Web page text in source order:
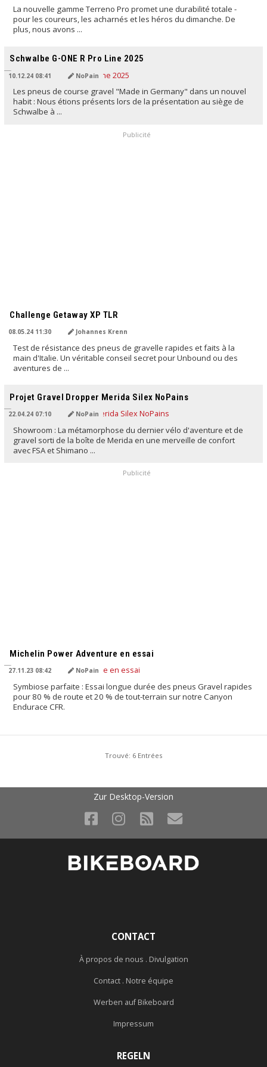
La nouvelle gamme Terreno Pro promet une durabilité totale -
pour les coureurs, les acharnés et les héros du dimanche. De
plus, nous avons ...
Schwalbe G-ONE R Pro Line 2025
10.12.24 08:41 NoPain
Les pneus de course gravel "Made in Germany" dans un nouvel
habit : Nous étions présents lors de la présentation au siège de
Schwalbe à ...
Publicité
Challenge Getaway XP TLR
08.05.24 11:30 Johannes Krenn
Test de résistance des pneus de gravelle rapides et faits à la
main d'Italie. Un véritable conseil secret pour Unbound ou des
aventures de ...
Projet Gravel Dropper Merida Silex NoPains
22.04.24 07:10 NoPain
Showroom : La métamorphose du dernier vélo d'aventure et de
gravel sorti de la boîte de Merida en une merveille de confort
avec FSA et Shimano ...
Publicité
Michelin Power Adventure en essai
27.11.23 08:42 NoPain
Symbiose parfaite : Essai longue durée des pneus Gravel rapides
pour 80 % de route et 20 % de tout-terrain sur notre Canyon
Endurace CFR.
Trouvé: 6 Entrées
Zur Desktop-Version
CONTACT
À propos de nous . Divulgation
Contact . Notre équipe
Werben auf Bikeboard
Impressum
REGELN